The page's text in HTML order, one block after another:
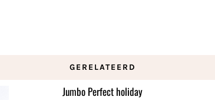
GERELATEERD
Jumbo Perfect holiday